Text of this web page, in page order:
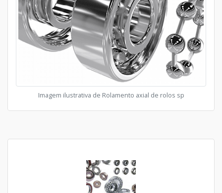
Imagem ilustrativa de Rolamento axial de rolos sp